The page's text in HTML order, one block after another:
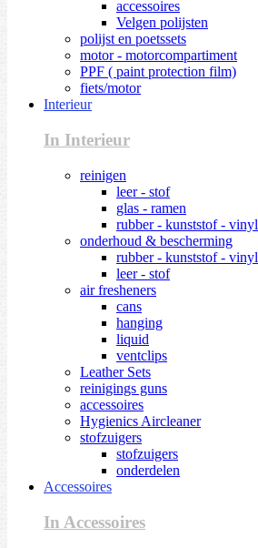
accessoires
Velgen polijsten
polijst en poetssets
motor - motorcompartiment
PPF ( paint protection film)
fiets/motor
Interieur
In Interieur
reinigen
leer - stof
glas - ramen
rubber - kunststof - vinyl
onderhoud & bescherming
rubber - kunststof - vinyl
leer - stof
air fresheners
cans
hanging
liquid
ventclips
Leather Sets
reinigings guns
accessoires
Hygienics Aircleaner
stofzuigers
stofzuigers
onderdelen
Accessoires
In Accessoires